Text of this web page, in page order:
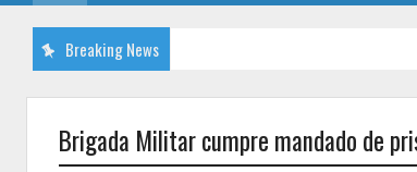
Breaking News
Brigada Militar cumpre mandado de